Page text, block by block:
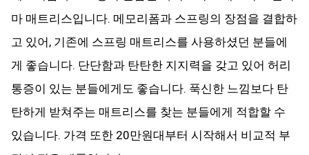
마 매트리스입니다. 메모리폼과 스프링의 장점을 결합하
고 있어, 기존에 스프링 매트리스를 사용하셨던 분들에
게 좋습니다. 단단함과 탄탄한 지지력을 갖고 있어 허리
통증이 있는 분들에게도 좋습니다. 푹신한 느낌보다 탄
탄하게 받쳐주는 매트리스를 찾는 분들에게 적합할 수
있습니다. 가격 또한 20만원대부터 시작해서 비교적 부